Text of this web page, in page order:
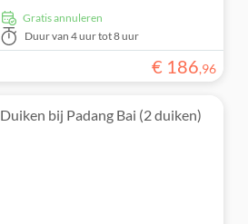
Gratis annuleren
Duurvan 4 uur tot 8 uur
€ 186,96
Duiken bij Padang Bai (2 duiken)